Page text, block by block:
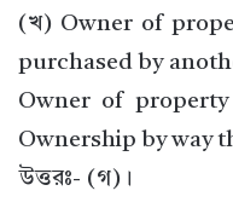
(খ) Owner of
purchased by
Owner of
Ownership by way
উত্তরঃ- (গ)।